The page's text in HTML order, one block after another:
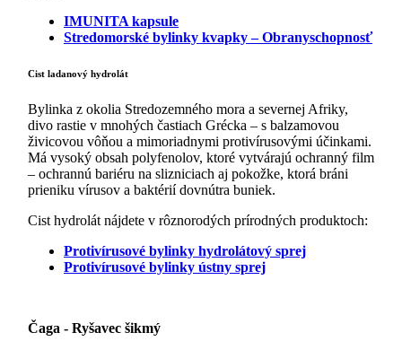
IMUNITA kapsule
Stredomorské bylinky kvapky – Obranyschopnosť
Cist ladanový hydrolát
Bylinka z okolia Stredozemného mora a severnej Afriky,
divo rastie v mnohých častiach Grécka – s balzamovou
živicovou vôňou a mimoriadnymi protivírusovými účinkami.
Má vysoký obsah polyfenolov, ktoré vytvárajú ochranný film
– ochrannú bariéru na slizniciach aj pokožke, ktorá bráni
prieniku vírusov a baktérií dovnútra buniek.
Cist hydrolát nájdete v rôznorodých prírodných produktoch:
Protivírusové bylinky hydrolátový sprej
Protivírusové bylinky ústny sprej
Čaga - Ryšavec šikmý